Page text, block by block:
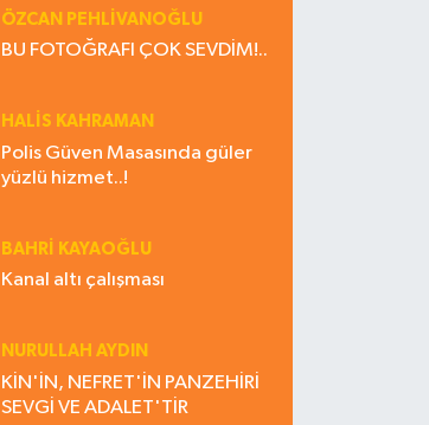
ÖZCAN PEHLİVANOĞLU
BU FOTOĞRAFI ÇOK SEVDİM!..
HALIS KAHRAMAN
Polis Güven Masasında güler
yüzlü hizmet..!
BAHRI KAYAOĞLU
Kanal altı çalışması
NURULLAH AYDIN
KİN'İN, NEFRET'İN PANZEHİRİ
SEVGİ VE ADALET'TİR